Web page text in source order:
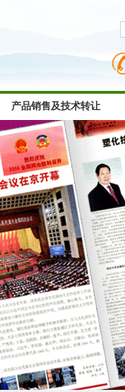
产品销售及技术转让